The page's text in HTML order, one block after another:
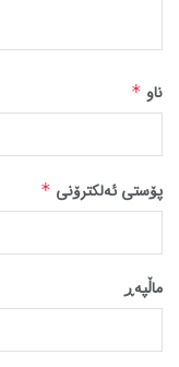
ناو *
پۆستی ئەلکترۆنی *
ماڵپه‌ڕ